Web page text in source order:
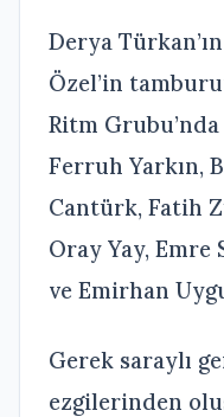
Derya
Özel’in
Ritm
Ferruh Yarkın,
Cantürk, Fatih
Oray Yay, Emre
ve Emirhan
Gerek saraylı
ezgilerinden